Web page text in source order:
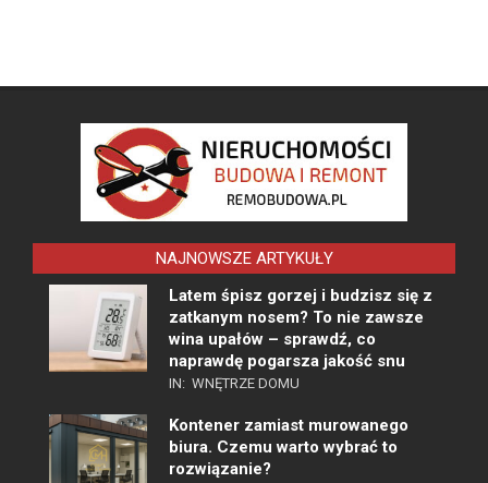
NAJNOWSZE ARTYKUŁY
Latem śpisz gorzej i budzisz się z
zatkanym nosem? To nie zawsze
wina upałów – sprawdź, co
naprawdę pogarsza jakość snu
IN: WNĘTRZE DOMU
Kontener zamiast murowanego
biura. Czemu warto wybrać to
rozwiązanie?